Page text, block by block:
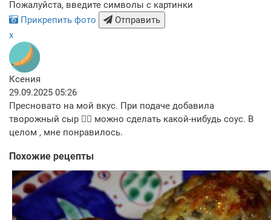
Пожалуйста, введите символы с картинки
Прикрепить фото
Отправить
x
Ксения
29.09.2025 05:26
Пресновато на мой вкус. При подаче добавила
творожный сыр 👍🏻 можно сделать какой-нибудь соус. В
целом , мне понравилось.
Похожие рецепты